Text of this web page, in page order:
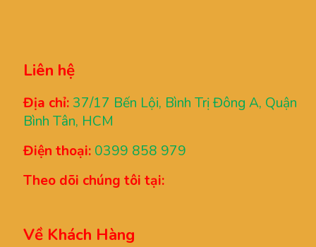
Liên hệ
Địa chỉ: 37/17 Bến Lội, Bình Trị Đông A, Quận
Bình Tân, HCM
Điện thoại: 0399 858 979
Theo dõi chúng tôi tại:
Về Khách Hàng